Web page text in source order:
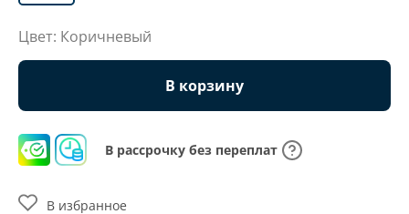
Цвет: Коричневый
В корзину
В рассрочку без переплат
В избранное